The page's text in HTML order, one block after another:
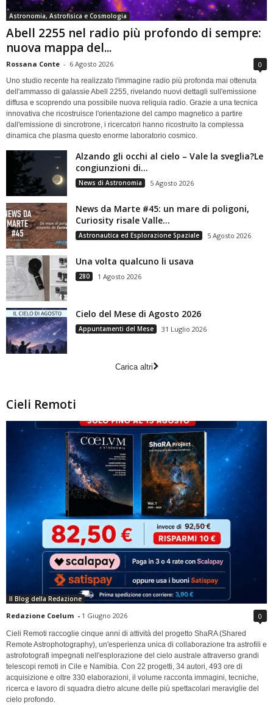
Astronomia, Astrofisica e Cosmologia
Abell 2255 nel radio più profondo di sempre:
nuova mappa del...
Rossana Conte - 6 Agosto 2026 0
Uno studio recente ha realizzato l'immagine radio più profonda mai ottenuta
dell'ammasso di galassie Abell 2255, rivelando nuovi dettagli sull'emissione
diffusa e scoprendo una possibile nuova reliquia radio. Grazie a una tecnica
innovativa che ricostruisce l'orientazione del campo magnetico a partire
dall'emissione di sincrotrone, i ricercatori hanno ricostruito la complessa
dinamica che plasma questo enorme laboratorio cosmico.
Alzando gli occhi al cielo – Vale la sveglia?Le
congiunzioni di...
News di Astronomia 5 Agosto 2026
News da Marte #45: un mare di poligoni,
Curiosity risale Valle...
Astronautica ed Esplorazione Spaziale 5 Agosto 2026
Una volta qualcuno li usava
280 1 Agosto 2026
Cielo del Mese di Agosto 2026
Appuntamenti del Mese 31 Luglio 2026
Carica altri
Cieli Remoti
Il Blog della Redazione
Redazione Coelum - 1 Giugno 2026 0
Cieli Remoti raccoglie cinque anni di attività del progetto ShaRA (Shared
Remote Astrophotography), un'esperienza unica di collaborazione tra astrofili e
astrofotografi impegnati nell'esplorazione del cielo australe attraverso grandi
telescopi remoti in Cile e Namibia. Con 22 progetti, 34 autori, 493 ore di
acquisizione e oltre 330 elaborazioni, il volume racconta immagini, tecniche,
ricerca e lavoro di squadra dietro alcune delle più spettacolari meraviglie del
cielo profondo.